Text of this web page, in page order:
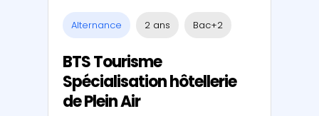
Alternance 2 ans Bac+2
BTS Tourisme
Spécialisation hôtellerie
de Plein Air